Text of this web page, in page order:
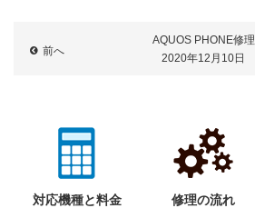
AQUOS PHONE修理
2020年12月10日
前へ
対応機種と料金 修理の流れ